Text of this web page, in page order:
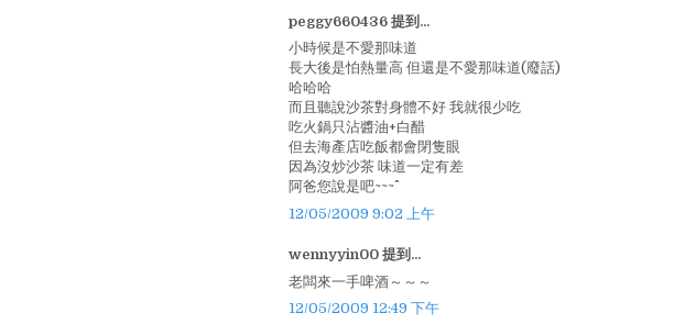
peggy660436 提到...
小時候是不愛那味道
長大後是怕熱量高 但還是不愛那味道(廢話)
哈哈哈
而且聽說沙茶對身體不好 我就很少吃
吃火鍋只沾醬油+白醋
但去海產店吃飯都會閉隻眼
因為沒炒沙茶 味道一定有差
阿爸您說是吧~~~^^
12/05/2009 9:02 上午
wennyyin00 提到...
老闆來一手啤酒～～～
12/05/2009 12:49 下午